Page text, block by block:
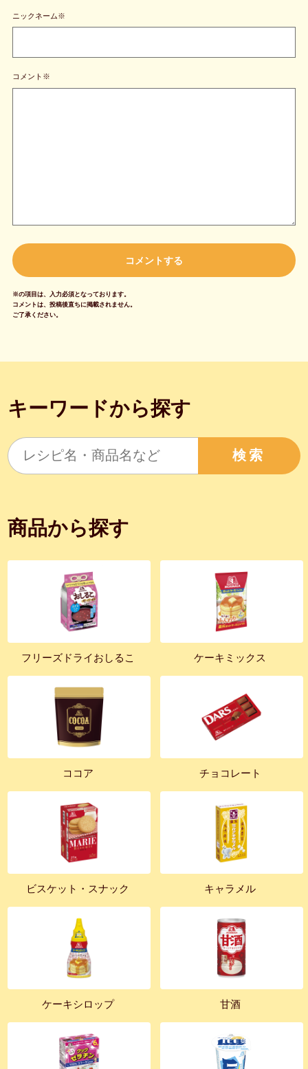
ニックネーム※
コメント※
※の項目は、入力必須となっております。
コメントは、投稿後直ちに掲載されません。
ご了承ください。
キーワードから探す
検索
商品から探す
フリーズドライおしるこ ケーキミックス
ココア チョコレート
ビスケット・スナック キャラメル
ケーキシロップ 甘酒